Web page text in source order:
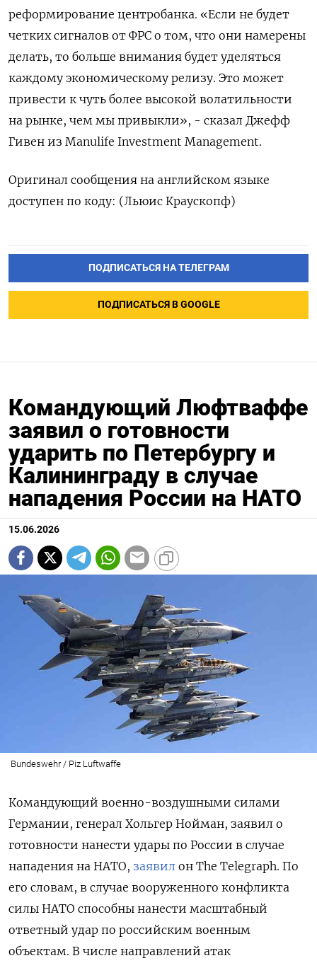
реформирование центробанка. «Если не будет
четких сигналов от ФРС о том, что ‌они намерены
делать, то больше внимания будет уделяться
каждому экономическому релизу. Это может
привести к чуть более ​высокой волатильности
на рынке, чем мы привыкли», - сказал Джефф
Гивен из Manulife Investment ‌Management.
Оригинал сообщения на английском языке
доступен по коду: (Льюис Краускопф)
ПОДПИСАТЬСЯ НА ТЕЛЕГРАМ
ПОДПИСАТЬСЯ В GOOGLE
Командующий Люфтваффе
заявил о готовности
ударить по Петербургу и
Калининграду в случае
нападения России на НАТО
15.06.2026
Bundeswehr / Piz Luftwaffe
Командующий военно-воздушными силами
Германии, генерал Хольгер Нойман, заявил о
готовности нанести удары по России в случае
нападения на НАТО, заявил он The Telegraph. По
его словам, в случае вооруженного конфликта
силы НАТО способны нанести масштабный
ответный удар по российским военным
объектам. В числе направлений атак